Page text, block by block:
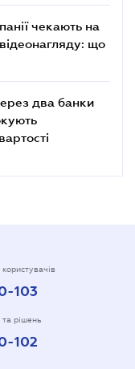
чекають на
що
два банки
103
та рішень
102